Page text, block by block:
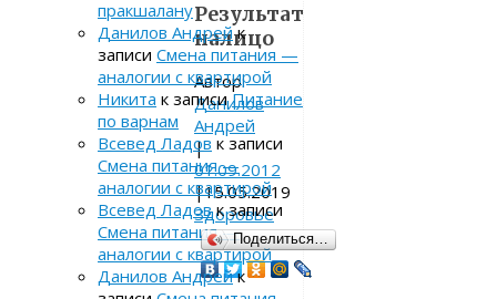
Результат
налицо
Автор:
Данилов
Андрей
|
01.09.2012
|15.05.2019
Здоровье
Поделиться…
пракшалану
Данилов Андрейк
записи Смена питания —
аналогии с квартирой
Никита к записиПитание
по варнам
Всевед Ладов к записи
Смена питания —
аналогии с квартирой
Всевед Ладовк записи
Смена питания —
аналогии с квартирой
Данилов Андрейк